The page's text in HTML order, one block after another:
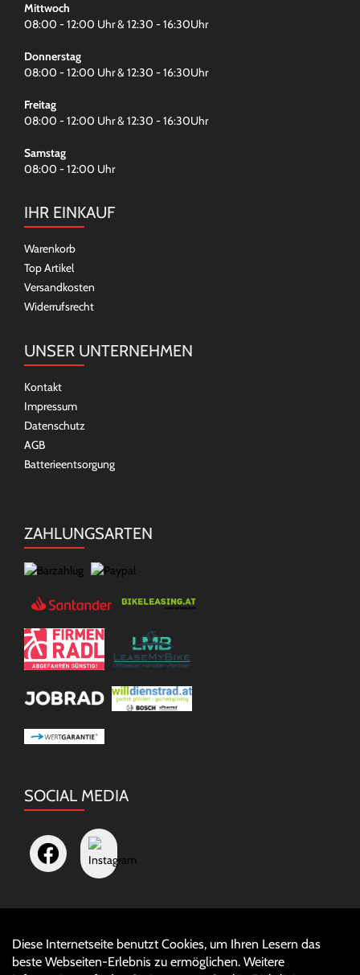
Mittwoch
08:00 - 12:00 Uhr & 12:30 - 16:30Uhr
Donnerstag
08:00 - 12:00 Uhr & 12:30 - 16:30Uhr
Freitag
08:00 - 12:00 Uhr & 12:30 - 16:30Uhr
Samstag
08:00 - 12:00 Uhr
IHR EINKAUF
Warenkorb
Top Artikel
Versandkosten
Widerrufsrecht
UNSER UNTERNEHMEN
Kontakt
Impressum
Datenschutz
AGB
Batterieentsorgung
ZAHLUNGSARTEN
SOCIAL MEDIA
Diese Internetseite benutzt Cookies, um Ihren Lesern das
beste Webseiten-Erlebnis zu ermöglichen. Weitere
Auftrag widerrufen